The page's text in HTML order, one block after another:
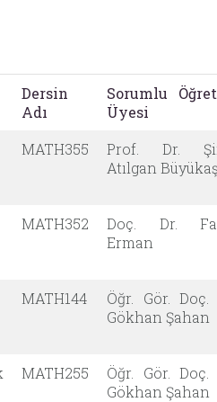
Dersin
Adı
Sorumlu
Üyesi
MATH355
Prof. Dr.
Atılgan
MATH352
Doç. Dr.
Erman
MATH144
Öğr. Gör. Doç.
Gökhan Şahan
MATH255
Öğr. Gör. Doç.
Gökhan Şahan